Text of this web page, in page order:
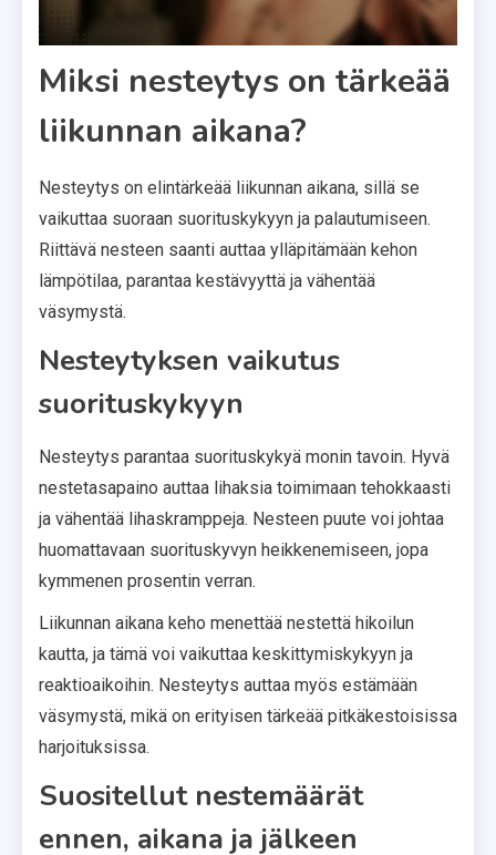
Miksi nesteytys on tärkeää
liikunnan aikana?
Nesteytys on elintärkeää liikunnan aikana, sillä se
vaikuttaa suoraan suorituskykyyn ja palautumiseen.
Riittävä nesteen saanti auttaa ylläpitämään kehon
lämpötilaa, parantaa kestävyyttä ja vähentää
väsymystä.
Nesteytyksen vaikutus
suorituskykyyn
Nesteytys parantaa suorituskykyä monin tavoin. Hyvä
nestetasapaino auttaa lihaksia toimimaan tehokkaasti
ja vähentää lihaskramppeja. Nesteen puute voi johtaa
huomattavaan suorituskyvyn heikkenemiseen, jopa
kymmenen prosentin verran.
Liikunnan aikana keho menettää nestettä hikoilun
kautta, ja tämä voi vaikuttaa keskittymiskykyyn ja
reaktioaikoihin. Nesteytys auttaa myös estämään
väsymystä, mikä on erityisen tärkeää pitkäkestoisissa
harjoituksissa.
Suositellut nestemäärät
ennen, aikana ja jälkeen